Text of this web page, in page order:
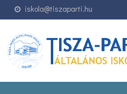
iskola@tiszaparti.hu